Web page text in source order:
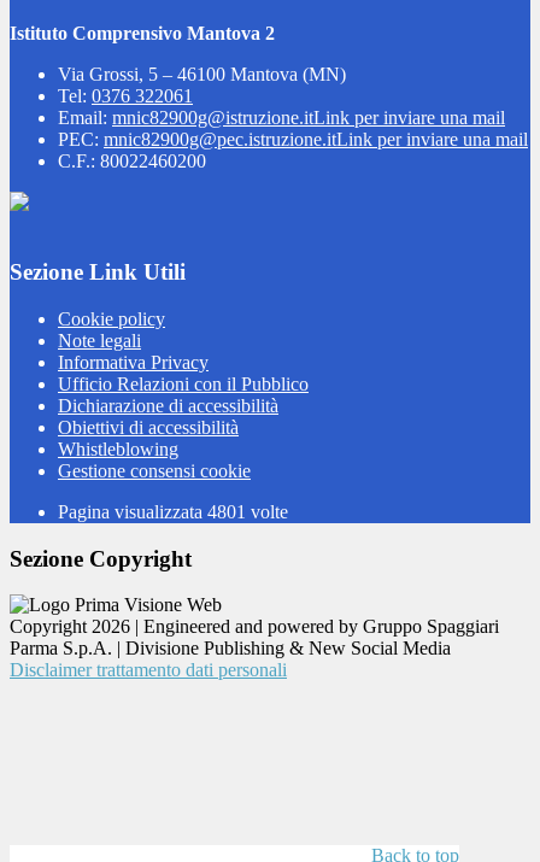
Istituto Comprensivo Mantova 2
Via Grossi, 5 – 46100 Mantova (MN)
Tel: 0376 322061
Email: mnic82900g@istruzione.itLink per inviare una mail
PEC: mnic82900g@pec.istruzione.itLink per inviare una mail
C.F.: 80022460200
Sezione Link Utili
Cookie policy
Note legali
Informativa Privacy
Ufficio Relazioni con il Pubblico
Dichiarazione di accessibilità
Obiettivi di accessibilità
Whistleblowing
Gestione consensi cookie
Pagina visualizzata 4801 volte
Sezione Copyright
Copyright 2026 | Engineered and powered by Gruppo Spaggiari
Parma S.p.A. | Divisione Publishing & New Social Media
Disclaimer trattamento dati personali
Back to top